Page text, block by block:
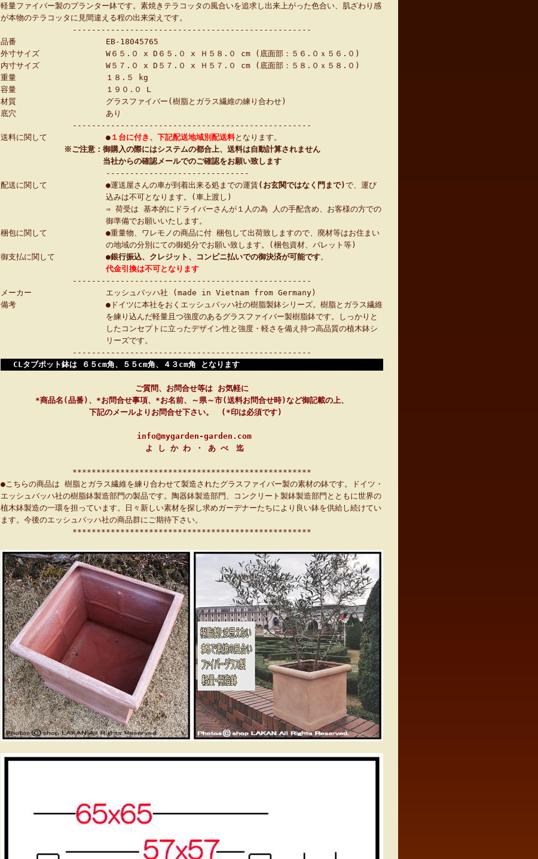
軽量ファイバー製のプランター鉢です。素焼きテラコッタの風合いを追求し出来上がった色合い、肌ざわり感
が本物のテラコッタに見間違える程の出来栄えです。
--------------------------------------------------
品番
EB-18045765
外寸サイズ
W６５.０ x D６５.０ x Ｈ５８.０ cm (底面部：５６.０ｘ５６.０)
内寸サイズ
W５７.０ x D５７.０ x Ｈ５７.０ cm (底面部：５８.０ｘ５８.０)
重量
１８.５ kg
容量
１９０.０ L
材質
グラスファイバー(樹脂とガラス繊維の練り合わせ)
底穴
あり
--------------------------------------------------
送料に関して
● １台に付き、 下記配送地域別配送料となります。
※ご注意：御購入の際にはシステムの都合上、送料は自動計算されません
当社からの確認メールでのご確認をお願い致します
------------------------------
配送に関して
●運送屋さんの車が到着出来る処までの運賃(お玄関ではなく門まで)で、運び
込みは不可となります。(車上渡し)
⇒ 荷受は 基本的にドライバーさんが１人の為 人の手配含め、お客様の方での
御準備でお願いいたします。
梱包に関して
●重量物、ワレモノの商品に付 梱包して出荷致しますので、廃材等はお住まい
の地域の分別にての御処分でお願い致します。(梱包資材、パレット等)
御支払に関して
●銀行振込、クレジット、コンビニ払いでの御決済が可能です。
代金引換は不可となります
--------------------------------------------------
メーカー
エッシュバッハ社 (made in Vietnam from Germany)
備考
●ドイツに本社をおくエッシュバッハ社の樹脂製鉢シリーズ。樹脂とガラス繊維
を練り込んだ軽量且つ強度のあるグラスファイバー製樹脂鉢です。しっかりと
したコンセプトに立ったデザイン性と強度・軽さを備え持つ高品質の植木鉢シ
リーズです。
--------------------------------------------------
CLタブポット鉢は ６５cm角、５５cm角、４３cm角 となります
ご質問、お問合せ等は お気軽に
*商品名(品番)、*お問合せ事項、*お名前、～県～市(送料お問合せ時)など御記載の上、
下記のメールよりお問合せ下さい。 (*印は必須です)
info@mygarden-garden.com
よ し か わ ・ あ べ 迄
**************************************************
●こちらの商品は 樹脂とガラス繊維を練り合わせて製造されたグラスファイバー製の素材の鉢です。ドイツ・
エッシュバッハ社の樹脂鉢製造部門の製品です。陶器鉢製造部門、コンクリート製鉢製造部門とともに世界の
植木鉢製造の一環を担っています。日々新しい素材を探し求めガーデナーたちにより良い鉢を供給し続けてい
ます。今後のエッシュバッハ社の商品群にご期待下さい。
**************************************************